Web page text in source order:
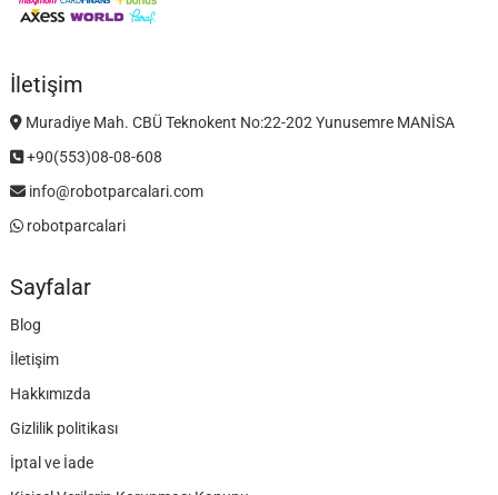
İletişim
Muradiye Mah. CBÜ Teknokent No:22-202 Yunusemre MANİSA
+90(553)08-08-608
info@robotparcalari.com
robotparcalari
Sayfalar
Blog
İletişim
Hakkımızda
Gizlilik politikası
İptal ve İade